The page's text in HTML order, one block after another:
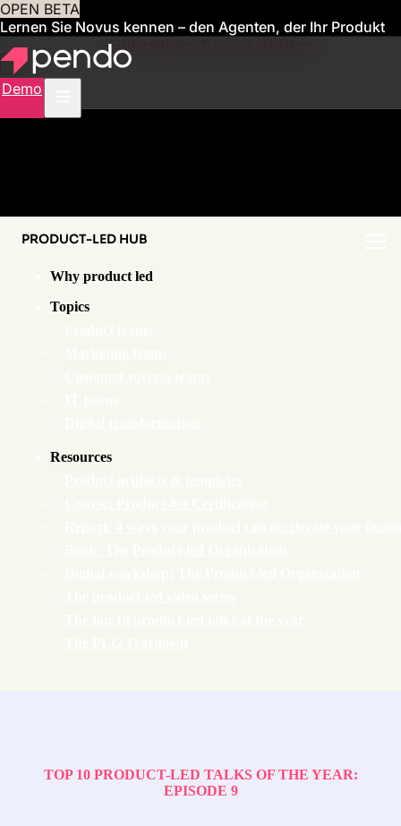
OPEN BETA
Lernen Sie Novus kennen – den Agenten, der Ihr Produkt
für Sie verwaltetFrühzeitigen Zugang erhalten
Demo
PRODUCT-LED HUB
Why product led
Topics
Resources
TOP 10 PRODUCT-LED TALKS OF THE YEAR:
EPISODE 9